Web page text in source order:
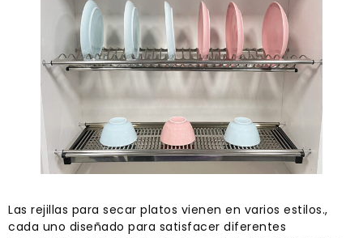
Las rejillas para secar platos vienen en varios estilos.,
cada uno diseñado para satisfacer diferentes